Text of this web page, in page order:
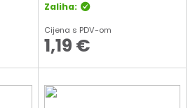
Zaliha:
Cijena s PDV-om
1,19 €